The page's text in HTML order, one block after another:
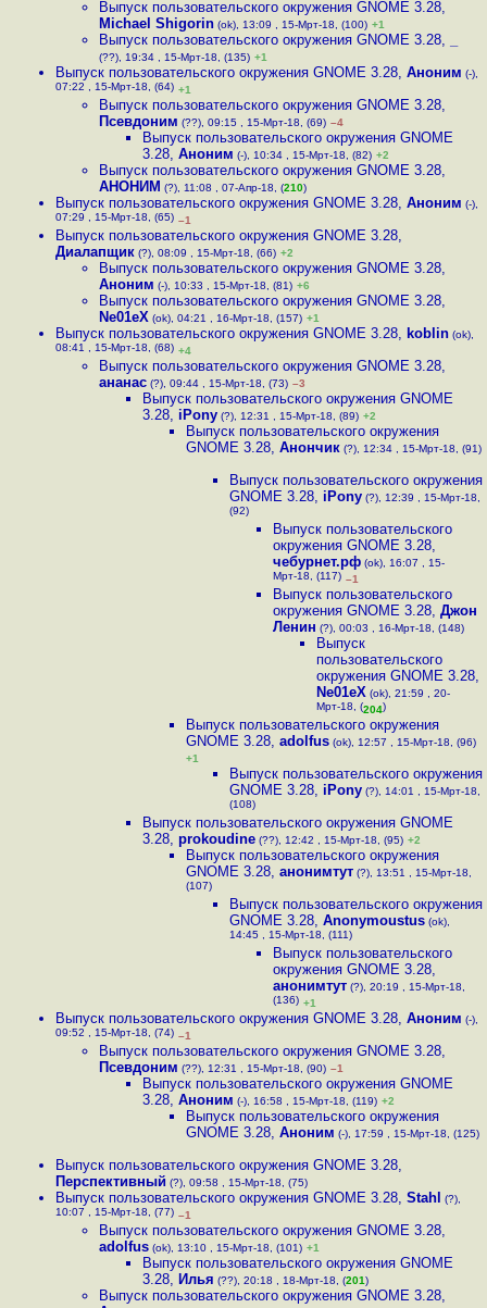
Выпуск пользовательского окружения GNOME 3.28,
Michael Shigorin (ok), 13:09 , 15-Мрт-18, (100) +1
Выпуск пользовательского окружения GNOME 3.28,
(??), 19:34 , 15-Мрт-18, (135) +1
Выпуск пользовательского окружения GNOME 3.28, Аноним (-),
07:22 , 15-Мрт-18, (64) +1
Выпуск пользовательского окружения GNOME 3.28,
Псевдоним (??), 09:15 , 15-Мрт-18, (69) –4
Выпуск пользовательского окружения GNOME
3.28, Аноним (-), 10:34 , 15-Мрт-18, (82) +2
Выпуск пользовательского окружения GNOME 3.28,
АНОНИМ (?), 11:08 , 07-Апр-18, (210)
Выпуск пользовательского окружения GNOME 3.28, Аноним (-),
07:29 , 15-Мрт-18, (65) –1
Выпуск пользовательского окружения GNOME 3.28,
Диалапщик (?), 08:09 , 15-Мрт-18, (66) +2
Выпуск пользовательского окружения GNOME 3.28,
Аноним (-), 10:33 , 15-Мрт-18, (81) +6
Выпуск пользовательского окружения GNOME 3.28,
Ne01eX (ok), 04:21 , 16-Мрт-18, (157) +1
Выпуск пользовательского окружения GNOME 3.28, koblin (ok),
08:41 , 15-Мрт-18, (68) +4
Выпуск пользовательского окружения GNOME 3.28,
ананас (?), 09:44 , 15-Мрт-18, (73) –3
Выпуск пользовательского окружения GNOME
3.28, iPony (?), 12:31 , 15-Мрт-18, (89) +2
Выпуск пользовательского окружения
GNOME 3.28, Анончик (?), 12:34 , 15-Мрт-18, (91)
Выпуск пользовательского окружения
GNOME 3.28, iPony (?), 12:39 , 15-Мрт-18,
(92)
Выпуск пользовательского
окружения GNOME 3.28,
чебурнет.рф (ok), 16:07 , 15-
Мрт-18, (117) –1
Выпуск пользовательского
окружения GNOME 3.28, Джон
Ленин (?), 00:03 , 16-Мрт-18, (148)
Выпуск
пользовательского
окружения GNOME 3.28,
Ne01eX (ok), 21:59 , 20-
Мрт-18, (204)
Выпуск пользовательского окружения
GNOME 3.28, adolfus (ok), 12:57 , 15-Мрт-18, (96)
+1
Выпуск пользовательского окружения
GNOME 3.28, iPony (?), 14:01 , 15-Мрт-18,
(108)
Выпуск пользовательского окружения GNOME
3.28, prokoudine (??), 12:42 , 15-Мрт-18, (95) +2
Выпуск пользовательского окружения
GNOME 3.28, анонимтут (?), 13:51 , 15-Мрт-18,
(107)
Выпуск пользовательского окружения
GNOME 3.28, Anonymoustus (ok),
14:45 , 15-Мрт-18, (111)
Выпуск пользовательского
окружения GNOME 3.28,
анонимтут (?), 20:19 , 15-Мрт-18,
(136) +1
Выпуск пользовательского окружения GNOME 3.28, Аноним (-),
09:52 , 15-Мрт-18, (74) –1
Выпуск пользовательского окружения GNOME 3.28,
Псевдоним (??), 12:31 , 15-Мрт-18, (90) –1
Выпуск пользовательского окружения GNOME
3.28, Аноним (-), 16:58 , 15-Мрт-18, (119) +2
Выпуск пользовательского окружения
GNOME 3.28, Аноним (-), 17:59 , 15-Мрт-18, (125)
Выпуск пользовательского окружения GNOME 3.28,
Перспективный (?), 09:58 , 15-Мрт-18, (75)
Выпуск пользовательского окружения GNOME 3.28, Stahl (?),
10:07 , 15-Мрт-18, (77) –1
Выпуск пользовательского окружения GNOME 3.28,
adolfus (ok), 13:10 , 15-Мрт-18, (101) +1
Выпуск пользовательского окружения GNOME
3.28, Илья (??), 20:18 , 18-Мрт-18, (201)
Выпуск пользовательского окружения GNOME 3.28,